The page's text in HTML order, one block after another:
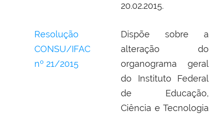
20.02.2015.
Resolução
CONSU/IFAC
nº 21/2015
Dispõe sobre a
alteração do
organograma geral
do Instituto Federal
de Educação,
Ciência e Tecnologia